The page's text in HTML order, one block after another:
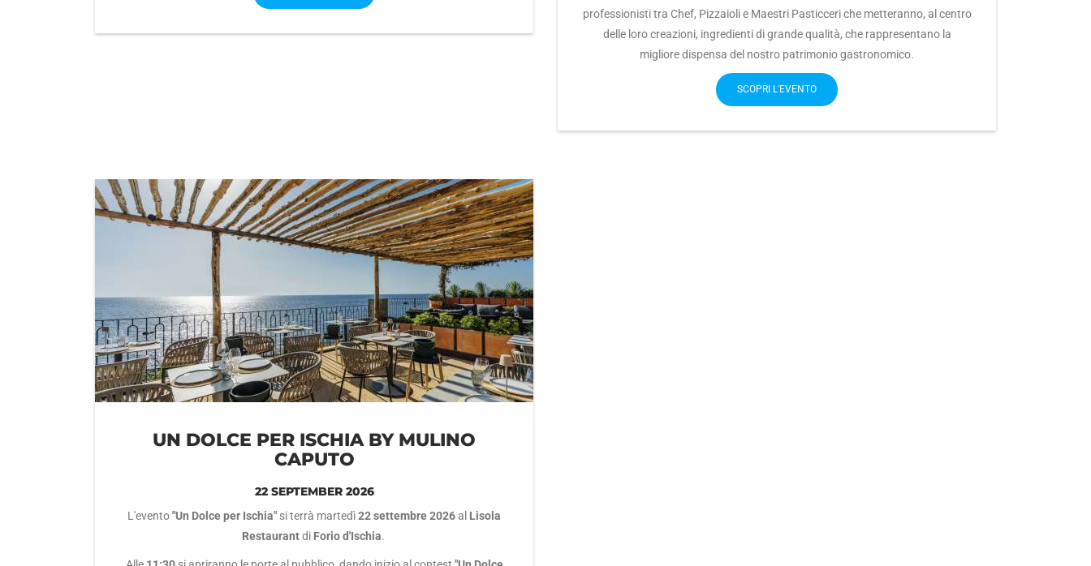
professionisti tra Chef, Pizzaioli e Maestri Pasticceri che metteranno, al centro
delle loro creazioni, ingredienti di grande qualità, che rappresentano la
migliore dispensa del nostro patrimonio gastronomico.
SCOPRI L'EVENTO
UN DOLCE PER ISCHIA BY MULINO
CAPUTO
22 SEPTEMBER 2026
L'evento"Un Dolce per Ischia" si terrà martedì22 settembre 2026al Lisola
Restaurantdi Forio d'Ischia.